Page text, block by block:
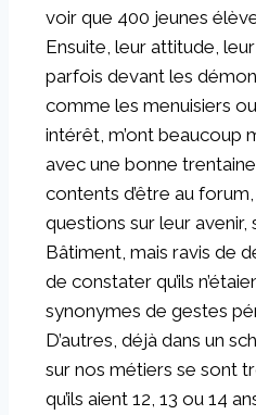
voir que 400 jeunes
Ensuite, leur attitude,
parfois devant les
comme les menuisiers
intérêt, m’ont beaucoup
avec une bonne
contents d’être au
questions sur leur
Bâtiment, mais ravis de
de constater qu’ils
synonymes de gestes
D’autres, déjà dans un
sur nos métiers se sont
qu’ils aient 12, 13 ou 14